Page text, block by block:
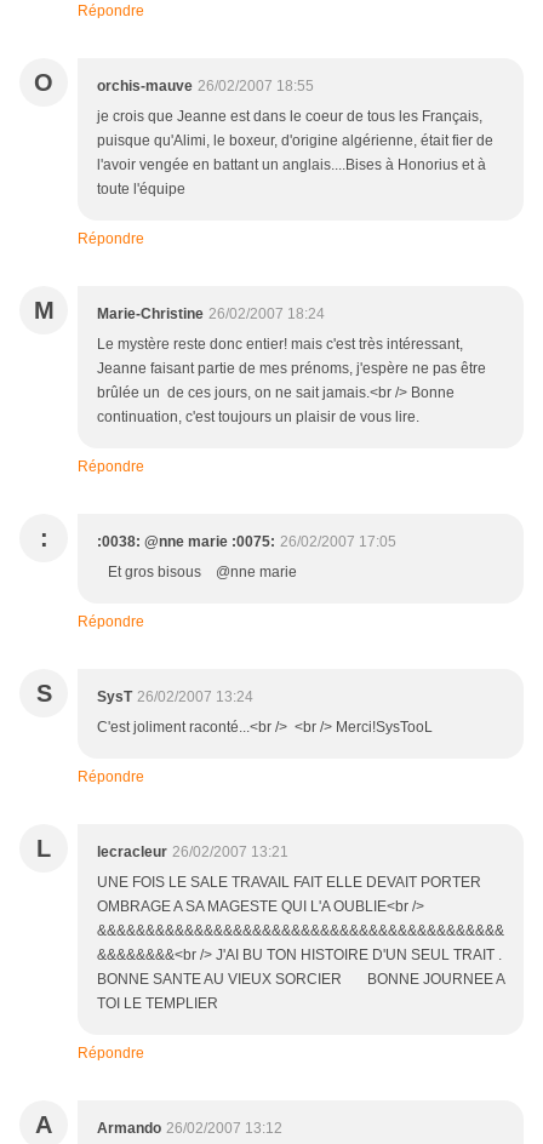
Répondre
O orchis-mauve 26/02/2007 18:55
je crois que Jeanne est dans le coeur de tous les Français,
puisque qu'Alimi, le boxeur, d'origine algérienne, était fier de
l'avoir vengée en battant un anglais....Bises à Honorius et à
toute l'équipe
Répondre
M Marie-Christine 26/02/2007 18:24
Le mystère reste donc entier! mais c'est très intéressant,
Jeanne faisant partie de mes prénoms, j'espère ne pas être
brûlée un de ces jours, on ne sait jamais.<br /> Bonne
continuation, c'est toujours un plaisir de vous lire.
Répondre
: :0038: @nne marie :0075: 26/02/2007 17:05
Et gros bisous @nne marie
Répondre
S SysT 26/02/2007 13:24
C'est joliment raconté...<br /> <br /> Merci!SysTooL
Répondre
L lecracleur 26/02/2007 13:21
UNE FOIS LE SALE TRAVAIL FAIT ELLE DEVAIT PORTER
OMBRAGE A SA MAGESTE QUI L'A OUBLIE<br />
&&&&&&&&&&&&&&&&&&&&&&&&&&&&&&&&&&&&&&&&&&
&&&&&&&&<br /> J'AI BU TON HISTOIRE D'UN SEUL TRAIT .
BONNE SANTE AU VIEUX SORCIER BONNE JOURNEE A
TOI LE TEMPLIER
Répondre
A Armando 26/02/2007 13:12